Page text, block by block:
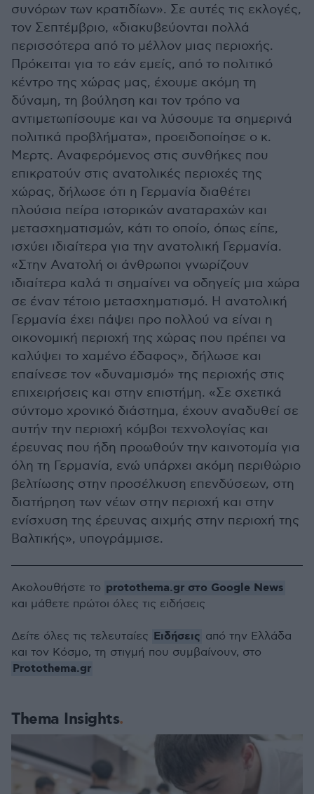
συνόρων των κρατιδίων». Σε αυτές τις εκλογές,
τον Σεπτέμβριο, «διακυβεύονται πολλά
περισσότερα από το μέλλον μιας περιοχής.
Πρόκειται για το εάν εμείς, από το πολιτικό
κέντρο της χώρας μας, έχουμε ακόμη τη
δύναμη, τη βούληση και τον τρόπο να
αντιμετωπίσουμε και να λύσουμε τα σημερινά
πολιτικά προβλήματα», προειδοποίησε ο κ.
Μερτς. Αναφερόμενος στις συνθήκες που
επικρατούν στις ανατολικές περιοχές της
χώρας, δήλωσε ότι η Γερμανία διαθέτει
πλούσια πείρα ιστορικών αναταραχών και
μετασχηματισμών, κάτι το οποίο, όπως είπε,
ισχύει ιδιαίτερα για την ανατολική Γερμανία.
«Στην Ανατολή οι άνθρωποι γνωρίζουν
ιδιαίτερα καλά τι σημαίνει να οδηγείς μια χώρα
σε έναν τέτοιο μετασχηματισμό. Η ανατολική
Γερμανία έχει πάψει προ πολλού να είναι η
οικονομική περιοχή της χώρας που πρέπει να
καλύψει το χαμένο έδαφος», δήλωσε και
επαίνεσε τον «δυναμισμό» της περιοχής στις
επιχειρήσεις και στην επιστήμη. «Σε σχετικά
σύντομο χρονικό διάστημα, έχουν αναδυθεί σε
αυτήν την περιοχή κόμβοι τεχνολογίας και
έρευνας που ήδη προωθούν την καινοτομία για
όλη τη Γερμανία, ενώ υπάρχει ακόμη περιθώριο
βελτίωσης στην προσέλκυση επενδύσεων, στη
διατήρηση των νέων στην περιοχή και στην
ενίσχυση της έρευνας αιχμής στην περιοχή της
Βαλτικής», υπογράμμισε.
Thema Insights
Ακολουθήστε το protothema.gr στο Google News
και μάθετε πρώτοι όλες τις ειδήσεις
Δείτε όλες τις τελευταίες Ειδήσεις από την Ελλάδα
και τον Κόσμο, τη στιγμή που συμβαίνουν, στο
Protothema.gr